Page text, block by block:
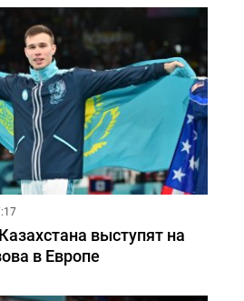
выступят на
в Европе